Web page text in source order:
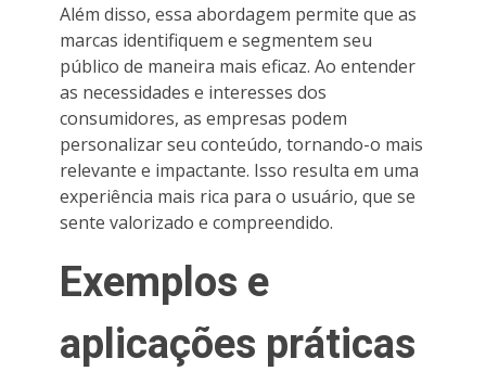
Além disso, essa abordagem permite que as
marcas identifiquem e segmentem seu
público de maneira mais eficaz. Ao entender
as necessidades e interesses dos
consumidores, as empresas podem
personalizar seu conteúdo, tornando-o mais
relevante e impactante. Isso resulta em uma
experiência mais rica para o usuário, que se
sente valorizado e compreendido.
Exemplos e
aplicações práticas